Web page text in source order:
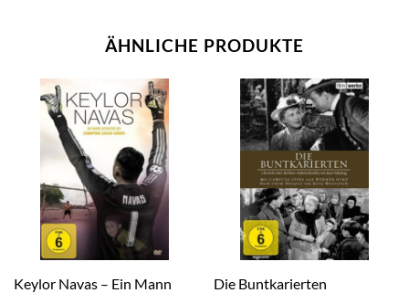
ÄHNLICHE PRODUKTE
Keylor Navas – Ein Mann Die Buntkarierten